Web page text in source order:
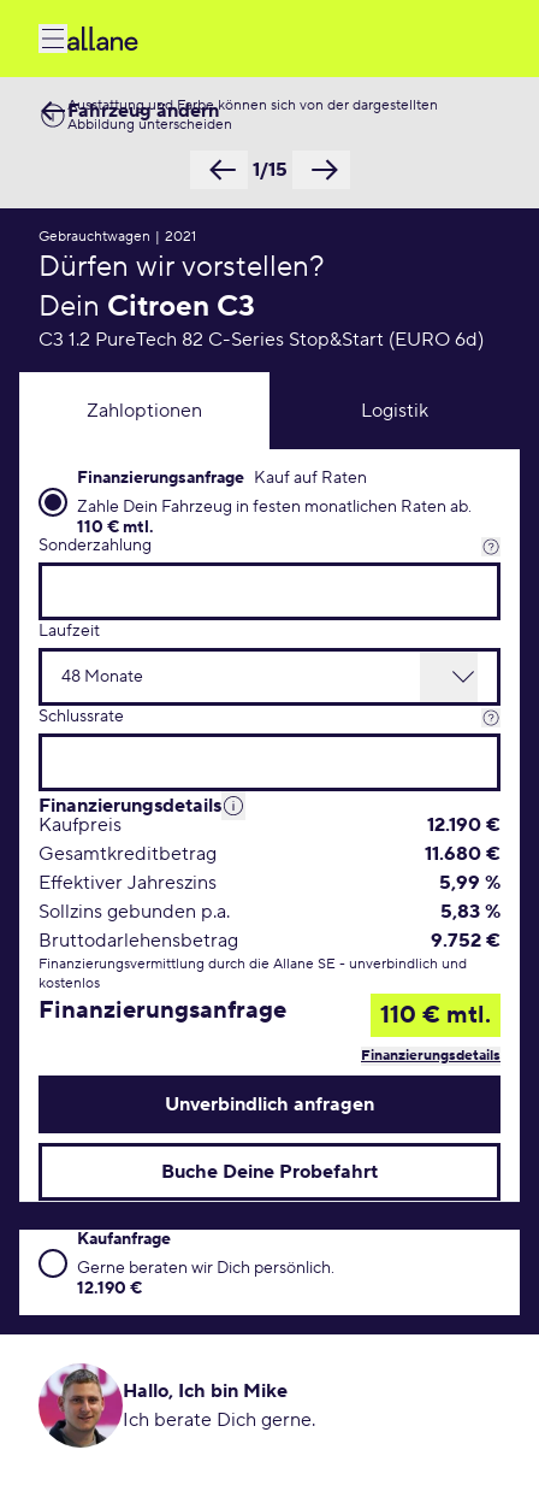
Ausstattung und Farbe können sich von der dargestellten
Abbildung unterscheiden
1/15
Fahrzeug ändern
Gebrauchtwagen | 2021
Dürfen wir vorstellen?
Dein Citroen C3
C3 1.2 PureTech 82 C-Series Stop&Start (EURO 6d)
Zahloptionen Logistik
Finanzierungsanfrage Konditionen
Finanzierungsanfrage Kauf auf Raten
Zahle Dein Fahrzeug in festen monatlichen Raten ab.
110 € mtl.
Sonderzahlung
Laufzeit
Schlussrate
Finanzierungsdetails
Kaufpreis
12.190 €
Gesamtkreditbetrag
11.680 €
Effektiver Jahreszins
5,99 %
Sollzins gebunden p.a.
5,83 %
Bruttodarlehensbetrag
9.752 €
Finanzierungsvermittlung durch die Allane SE - unverbindlich und
kostenlos
Finanzierungsanfrage 110 € mtl.
Finanzierungsdetails
Unverbindlich anfragen
Buche Deine Probefahrt
Kaufanfrage Konditionen
Kaufanfrage
Gerne beraten wir Dich persönlich.
12.190 €
Hallo, Ich bin Mike
Ich berate Dich gerne.